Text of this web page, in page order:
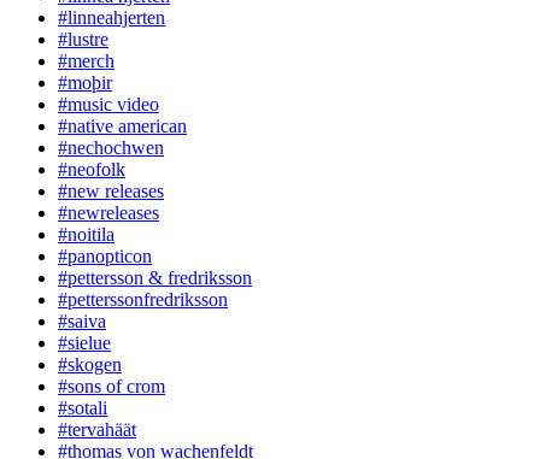
#linneahjerten
#lustre
#merch
#moþir
#music video
#native american
#nechochwen
#neofolk
#new releases
#newreleases
#noitila
#panopticon
#pettersson & fredriksson
#petterssonfredriksson
#saiva
#sielue
#skogen
#sons of crom
#sotali
#tervahäät
#thomas von wachenfeldt